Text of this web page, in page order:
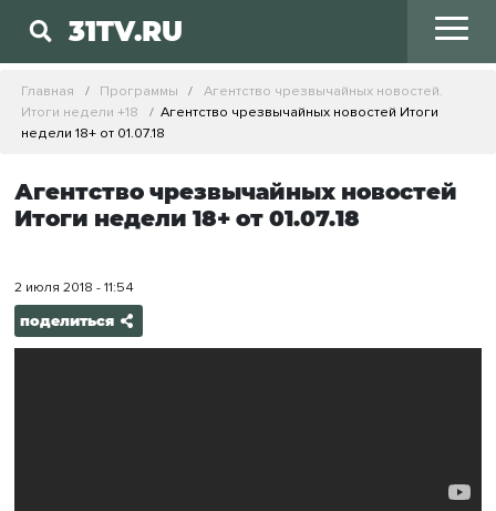
31TV.RU
Главная Программы
Агентство чрезвычайных новостей.
Итоги недели +18
Агентство чрезвычайных новостей Итоги
недели 18+ от 01.07.18
Агентство чрезвычайных новостей
Итоги недели 18+ от 01.07.18
2 июля 2018 - 11:54
поделиться